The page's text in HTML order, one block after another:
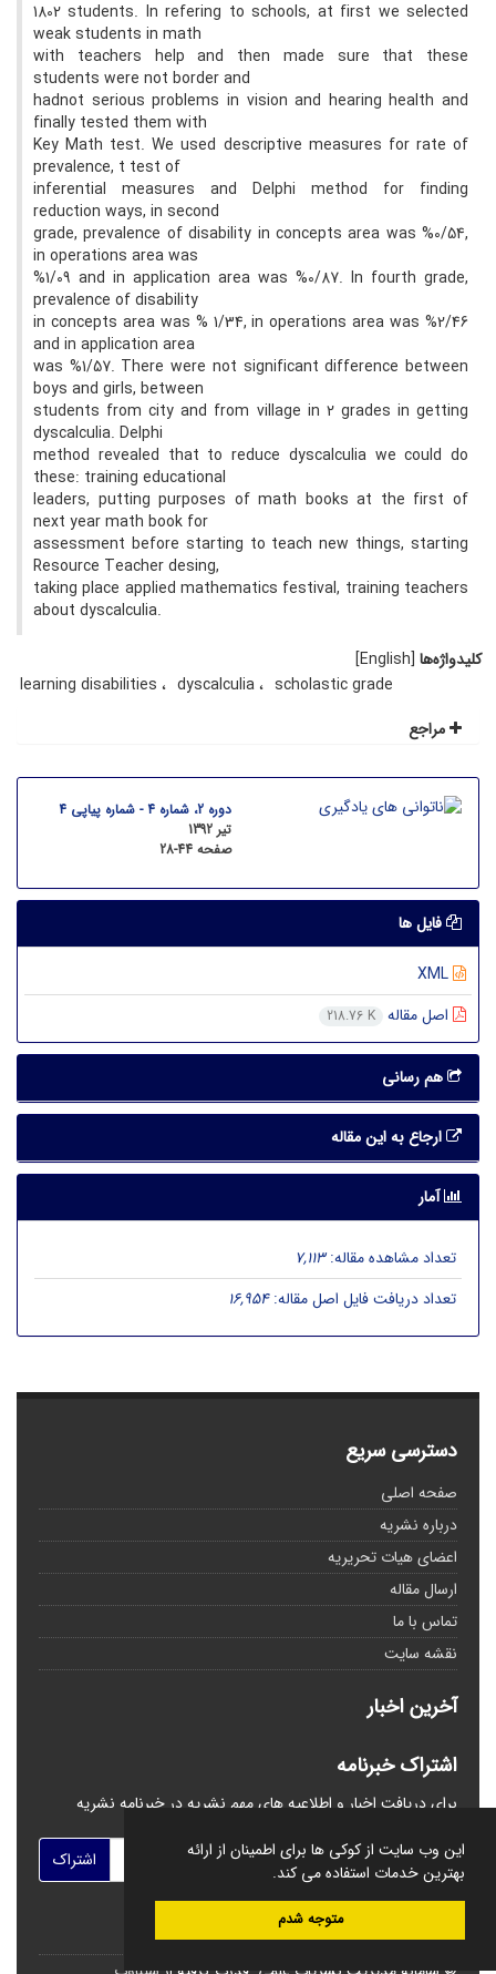
این وب سایت از کوکی ها برای اطمینان از ارائه
بهترین خدمات استفاده می کند.
متوجه شدم
1802 students. In refering to schools, at first we selected
weak students in math
with teachers help and then made sure that these
students were not border and
hadnot serious problems in vision and hearing health and
finally tested them with
Key Math test. We used descriptive measures for rate of
prevalence, t test of
inferential measures and Delphi method for finding
reduction ways, in second
grade, prevalence of disability in concepts area was %0/54,
in operations area was
%1/09 and in application area was %0/87. In fourth grade,
prevalence of disability
in concepts area was % 1/34, in operations area was %2/46
and in application area
was %1/57. There were not significant difference between
boys and girls, between
students from city and from village in 2 grades in getting
dyscalculia. Delphi
method revealed that to reduce dyscalculia we could do
these: training educational
leaders, putting purposes of math books at the first of
next year math book for
assessment before starting to teach new things, starting
Resource Teacher desing,
taking place applied mathematics festival, training teachers
about dyscalculia.
کلیدواژه‌ها [English]
learning disabilities
dyscalculia
scholastic grade
مراجع
دوره 2، شماره 4 - شماره پیاپی 4
تیر 1392
صفحه 28-44
فایل ها
اصل مقاله 218.76 K
هم رسانی
ارجاع به این مقاله
آمار
تعداد مشاهده مقاله:7,113
تعداد دریافت فایل اصل مقاله:16,954
دسترسی سریع
صفحه اصلی
درباره نشریه
اعضای هیات تحریریه
ارسال مقاله
تماس با ما
نقشه سایت
آخرین اخبار
اشتراک خبرنامه
برای دریافت اخبار و اطلاعیه های مهم نشریه در خبرنامه نشریه
اشتراک